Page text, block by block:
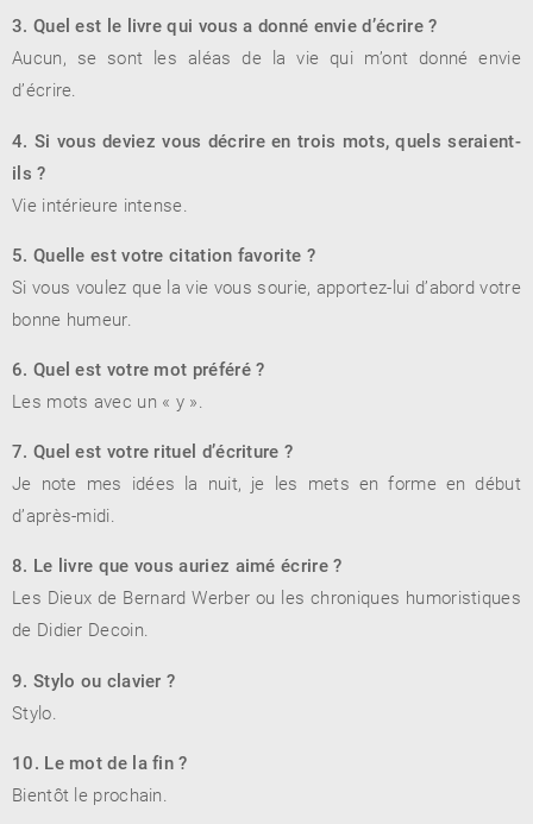
3. Quel est le livre qui vous a donné envie d’écrire ?
Aucun, se sont les aléas de la vie qui m’ont donné envie
d’écrire.
4. Si vous deviez vous décrire en trois mots, quels seraient-
ils ?
Vie intérieure intense.
5. Quelle est votre citation favorite ?
Si vous voulez que la vie vous sourie, apportez-lui d’abord votre
bonne humeur.
6. Quel est votre mot préféré ?
Les mots avec un « y ».
7. Quel est votre rituel d’écriture ?
Je note mes idées la nuit, je les mets en forme en début
d’après-midi.
8. Le livre que vous auriez aimé écrire ?
Les Dieux de Bernard Werber ou les chroniques humoristiques
de Didier Decoin.
9. Stylo ou clavier ?
Stylo.
10. Le mot de la fin ?
Bientôt le prochain.